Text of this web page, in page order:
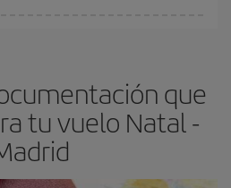
Además, si buscas los vuelos con
viaje un poco abiertos, podráselegir
que
tu vuelo Natal -